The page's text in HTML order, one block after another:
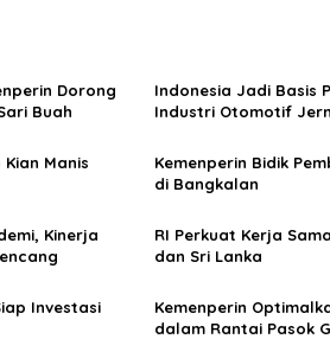
Dorong
Buah
Indonesia Jadi Basis
Industri Otomotif
Manis
Kemenperin Bidik
di Bangkalan
Kinerja
RI Perkuat Kerja
dan Sri Lanka
Investasi
Kemenperin
dalam Rantai Pasok